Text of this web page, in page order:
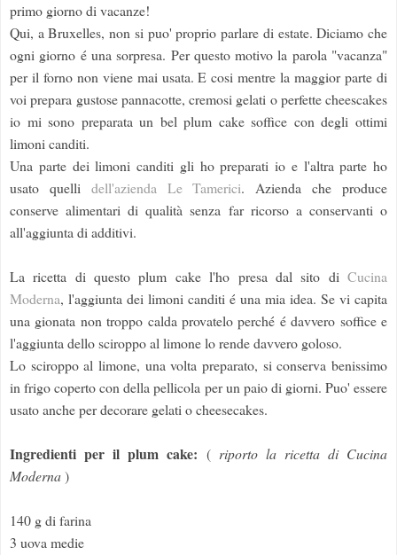
primo giorno di vacanze!
Qui, a Bruxelles, non si puo' proprio parlare di estate. Diciamo che
ogni giorno é una sorpresa. Per questo motivo la parola "vacanza"
per il forno non viene mai usata. E cosi mentre la maggior parte di
voi prepara gustose pannacotte, cremosi gelati o perfette cheescakes
io mi sono preparata un bel plum cake soffice con degli ottimi
limoni canditi.
Una parte dei limoni canditi gli ho preparati io e l'altra parte ho
usato quelli dell'azienda Le Tamerici. Azienda che produce
conserve alimentari di qualità senza far ricorso a conservanti o
all'aggiunta di additivi.
La ricetta di questo plum cake l'ho presa dal sito di Cucina
Moderna, l'aggiunta dei limoni canditi é una mia idea. Se vi capita
una gionata non troppo calda provatelo perché é davvero soffice e
l'aggiunta dello sciroppo al limone lo rende davvero goloso.
Lo sciroppo al limone, una volta preparato, si conserva benissimo
in frigo coperto con della pellicola per un paio di giorni. Puo' essere
usato anche per decorare gelati o cheesecakes.
Ingredienti per il plum cake: ( riporto la ricetta di Cucina
Moderna)
140 g di farina
3 uova medie